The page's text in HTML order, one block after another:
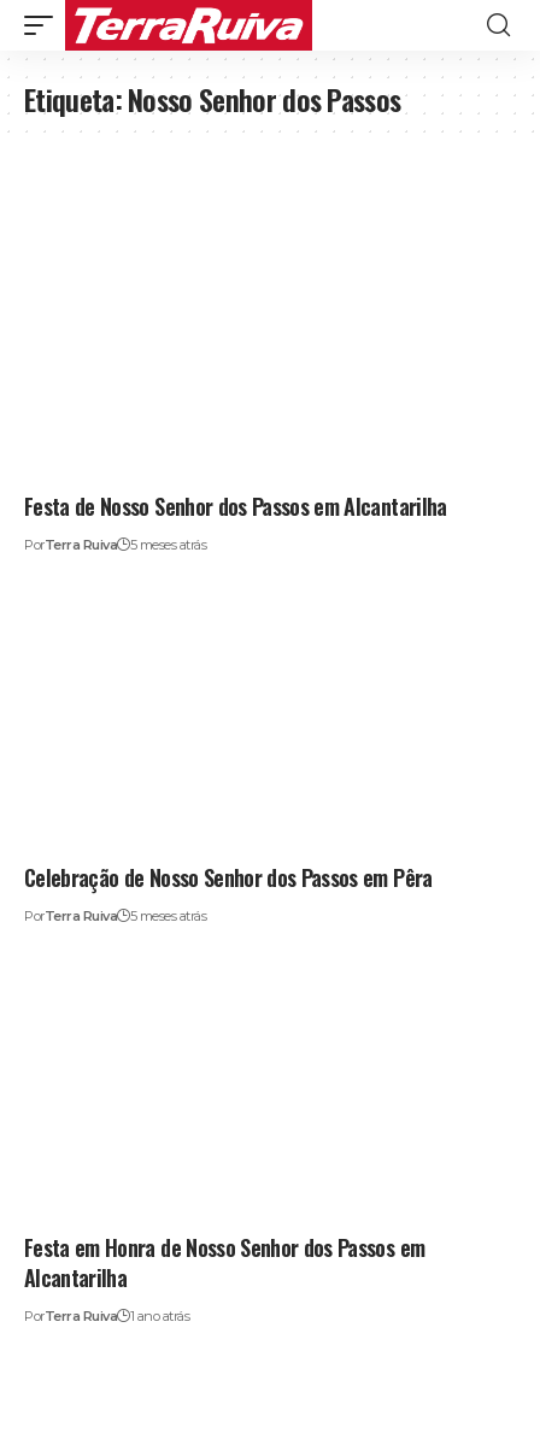
Etiqueta:Nosso Senhor dos Passos
Festa de Nosso Senhor dos Passos em Alcantarilha
PorTerra Ruiva 5 meses atrás
Celebração de Nosso Senhor dos Passos em Pêra
PorTerra Ruiva 5 meses atrás
Festa em Honra de Nosso Senhor dos Passos em
Alcantarilha
PorTerra Ruiva 1 ano atrás